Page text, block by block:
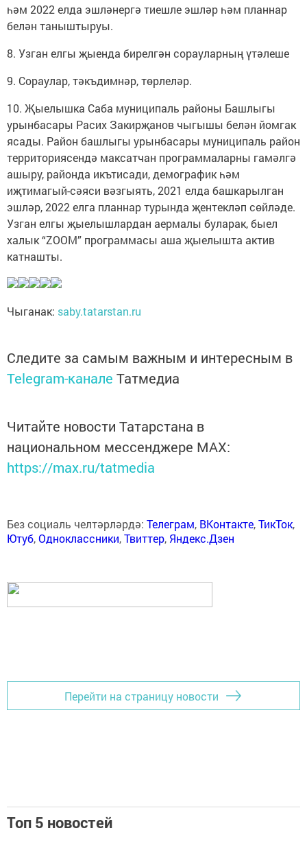
һәм 2022 елда эшләнергә тиешле эшләр һәм планнар
белән таныштыруы.
8. Узган елгы җыенда бирелгән сорауларның үтәлеше
9. Сораулар, тәкъдимнәр, төрлеләр.
10. Җыелышка Саба муниципаль районы Башлыгы
урынбасары Расих Закирҗанов чыгышы белән йомгак
ясады. Район башлыгы урынбасары муниципаль район
территориясендә максатчан программаларны гамәлгә
ашыру, районда икътисади, демографик һәм
иҗтимагый-сәяси вәзгыять, 2021 елда башкарылган
эшләр, 2022 елга планнар турында җентекләп сөйләде.
Узган елгы җыелышлардан аермалы буларак, быел
халык “ZOOM” программасы аша җыелышта актив
катнашты.
Чыганак: saby.tatarstan.ru
Следите за самым важным и интересным в
Telegram-канале Татмедиа
Читайте новости Татарстана в
национальном мессенджере MАХ:
https://max.ru/tatmedia
Без социаль челтәрләрдә: Телеграм, ВКонтакте,ТикТок,
Ютуб,Одноклассники,Твиттер, Яндекс.Дзен
Перейти на страницу новости
Топ 5 новостей